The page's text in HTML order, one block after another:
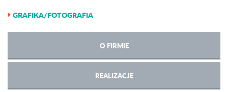
GRAFIKA/FOTOGRAFIA
O FIRMIE
REALIZACJE